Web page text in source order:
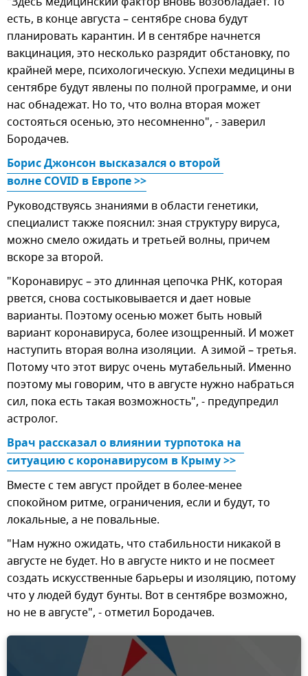
есть, в конце августа – сентябре снова будут
планировать карантин. И в сентябре начнется
вакцинация, это несколько разрядит обстановку, по
крайней мере, психологическую. Успехи медицины в
сентябре будут явлены по полной программе, и они
нас обнадежат. Но то, что волна вторая может
состояться осенью, это несомненно", - заверил
Бородачев.
Борис Джонсон высказался о второй
волне COVID в Европе >>
Руководствуясь знаниями в области генетики,
специалист также пояснил: зная структуру вируса,
можно смело ожидать и третьей волны, причем
вскоре за второй.
"Коронавирус – это длинная цепочка РНК, которая
рвется, снова состыковывается и дает новые
варианты. Поэтому осенью может быть новый
вариант коронавируса, более изощренный. И может
наступить вторая волна изоляции. А зимой – третья.
Потому что этот вирус очень мутабельный. Именно
поэтому мы говорим, что в августе нужно набраться
сил, пока есть такая возможность", - предупредил
астролог.
Врач рассказал о влиянии турпотока на
ситуацию с коронавирусом в Крыму >>
Вместе с тем август пройдет в более-менее
спокойном ритме, ограничения, если и будут, то
локальные, а не повальные.
"Нам нужно ожидать, что стабильности никакой в
августе не будет. Но в августе никто и не посмеет
создать искусственные барьеры и изоляцию, потому
что у людей будут бунты. Вот в сентябре возможно,
но не в августе", - отметил Бородачев.